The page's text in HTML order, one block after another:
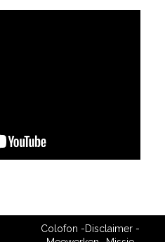
Colofon -Disclaimer-